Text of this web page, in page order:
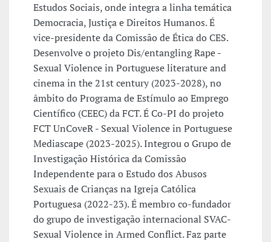
Estudos Sociais, onde integra a linha temática
Democracia, Justiça e Direitos Humanos. É
vice-presidente da Comissão de Ética do CES.
Desenvolve o projeto Dis/entangling Rape -
Sexual Violence in Portuguese literature and
cinema in the 21st century (2023-2028), no
âmbito do Programa de Estímulo ao Emprego
Científico (CEEC) da FCT. É Co-PI do projeto
FCT UnCoveR - Sexual Violence in Portuguese
Mediascape (2023-2025). Integrou o Grupo de
Investigação Histórica da Comissão
Independente para o Estudo dos Abusos
Sexuais de Crianças na Igreja Católica
Portuguesa (2022-23). É membro co-fundador
do grupo de investigação internacional SVAC-
Sexual Violence in Armed Conflict. Faz parte